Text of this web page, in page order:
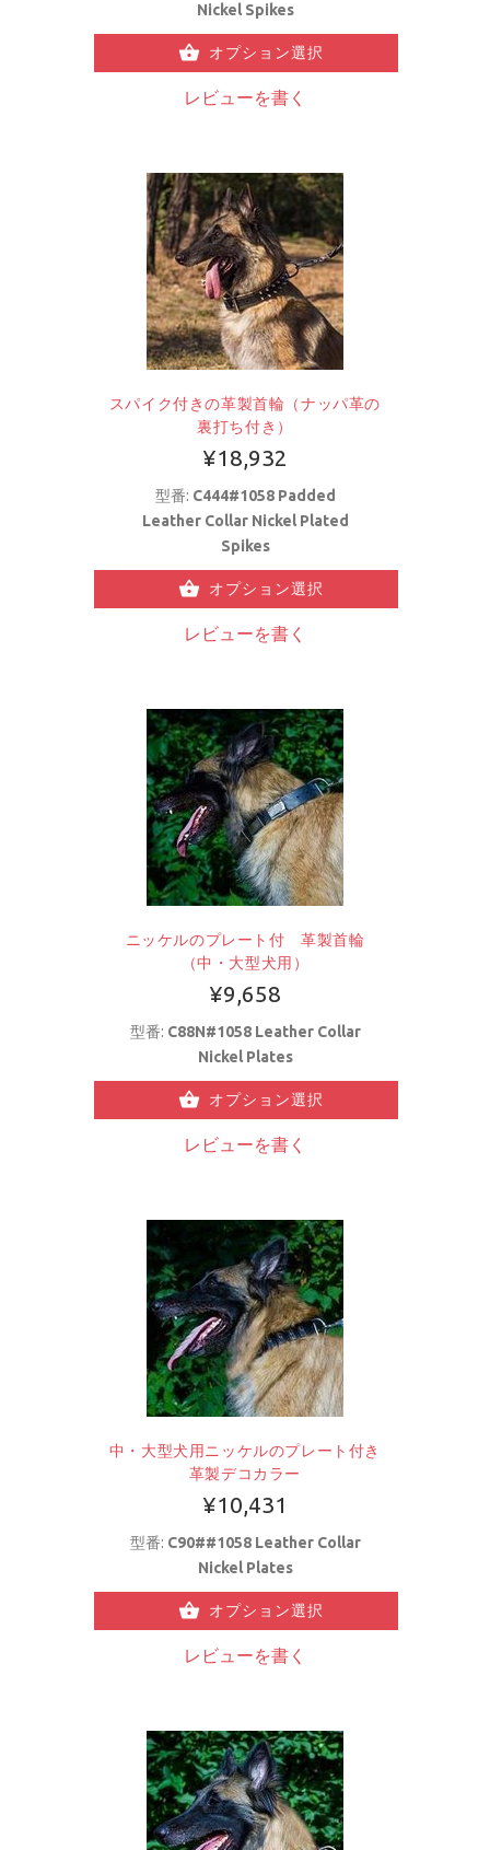
Nickel Spikes
オプション選択
レビューを書く
スパイク付きの革製首輪（ナッパ革の
裏打ち付き）
¥18,932
型番: C444#1058 Padded
Leather Collar Nickel Plated
Spikes
オプション選択
レビューを書く
ニッケルのプレート付 革製首輪
（中・大型犬用）
¥9,658
型番: C88N#1058 Leather Collar
Nickel Plates
オプション選択
レビューを書く
中・大型犬用ニッケルのプレート付き
革製デコカラー
¥10,431
型番: C90##1058 Leather Collar
Nickel Plates
オプション選択
レビューを書く